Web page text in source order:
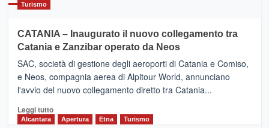
Turismo
CATANIA – Inaugurato il nuovo collegamento tra
Catania e Zanzibar operato da Neos
SAC, società di gestione degli aeroporti di Catania e Comiso,
e Neos, compagnia aerea di Alpitour World, annunciano
l'avvio del nuovo collegamento diretto tra Catania...
Leggi tuttoLeggi
Alcantara Apertura Etna Turismo